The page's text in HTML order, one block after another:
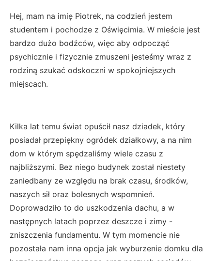
Hej, mam na imię Piotrek, na codzień jestem
studentem i pochodze z Oświęcimia. W mieście jest
bardzo dużo bodźców, więc aby odpocząć
psychicznie i fizycznie zmuszeni jesteśmy wraz z
rodziną szukać odskoczni w spokojniejszych
miejscach.
Kilka lat temu świat opuścił nasz dziadek, który
posiadał przepiękny ogródek działkowy, a na nim
dom w którym spędzaliśmy wiele czasu z
najbliższymi. Bez niego budynek został niestety
zaniedbany ze względu na brak czasu, środków,
naszych sił oraz bolesnych wspomnień.
Doprowadziło to do uszkodzenia dachu, a w
następnych latach poprzez deszcze i zimy -
zniszczenia fundamentu. W tym momencie nie
pozostała nam inna opcja jak wyburzenie domku dla